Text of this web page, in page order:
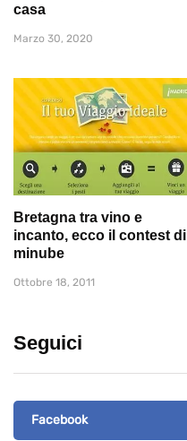
casa
Marzo 30, 2020
Bretagna tra vino e
incanto, ecco il contest di
minube
Ottobre 18, 2011
Seguici
Facebook